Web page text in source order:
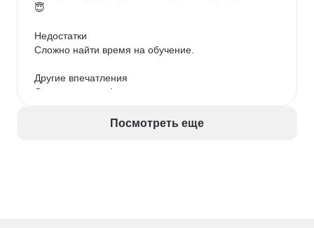
😇
Недостатки
Сложно найти время на обучение.
Другие впечатления
Отличные курсы!
Посмотреть еще